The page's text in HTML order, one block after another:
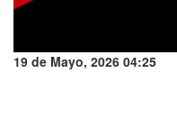
19 de Mayo, 2026 04:25